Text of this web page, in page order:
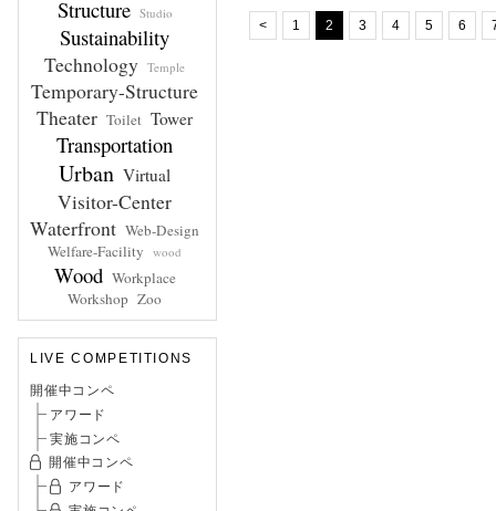
Structure Studio
Sustainability
Technology Temple
Temporary-Structure
Theater Toilet Tower
Transportation
Urban Virtual
Visitor-Center
Waterfront Web-Design
Welfare-Facility wood
Wood Workplace
Workshop Zoo
LIVE COMPETITIONS
開催中コンペ
アワード
実施コンペ
開催中コンペ
アワード
< 1 2 3 4 5 6